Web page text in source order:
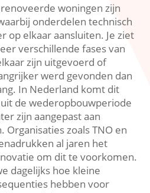
woningen zijn
onderdelen technisch
op elkaar aansluiten.​ Je ziet
verschillende fases van
zijn uitgevoerd of
werd gevonden dan
In Nederland komt dit
de wederopbouwperiode
zijn aangepast aan
zoals TNO en
al jaren het
om dit te voorkomen.​
dagelijks hoe kleine
hebben voor